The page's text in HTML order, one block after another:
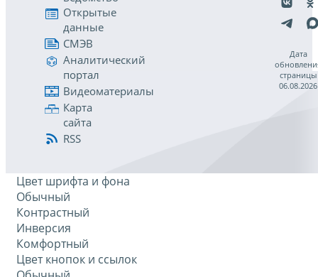
Открытые
данные
СМЭВ
Аналитический
портал
Видеоматериалы
Карта
сайта
RSS
Дата
страницы
06.08.2026
Цвет шрифта и фона
Обычный
Контрастный
Инверсия
Комфортный
Цвет кнопок и ссылок